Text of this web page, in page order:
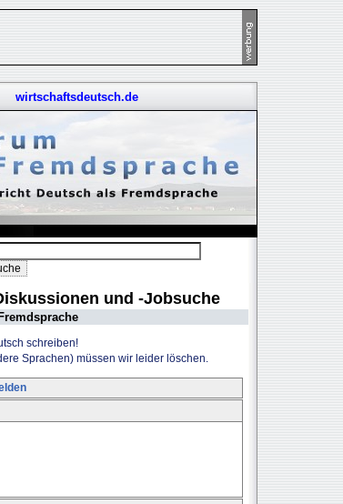
wirtschaftsdeutsch.de
und -Jobsuche
schreiben!
Sprachen) müssen wir leider löschen.